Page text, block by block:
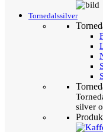
Tornedalssilver
silver